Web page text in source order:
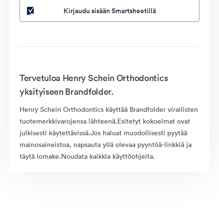
Kirjaudu sisään Smartsheetillä
Tervetuloa Henry Schein Orthodontics
yksityiseen Brandfolder.
Henry Schein Orthodontics käyttää Brandfolder virallisten
tuotemerkkivarojensa lähteenä.Esitetyt kokoelmat ovat
julkisesti käytettävissä.Jos haluat muodollisesti pyytää
mainosaineistoa, napsauta yllä olevaa pyyntöä-linkkiä ja
täytä lomake.Noudata kaikkia käyttöohjeita.